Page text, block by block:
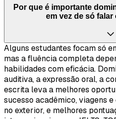
Por que é importante
em vez de só
Alguns estudantes focam só
mas a fluência completa
habilidades com eficácia.
auditiva, a expressão oral, a
escrita leva a melhores
sucesso acadêmico, viagens
no exterior, e melhores